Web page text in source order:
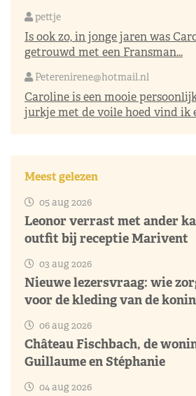
pettje
Is ook zo, in jonge jaren was
getrouwd met een Fransman...
Peterenirene@hotmail.nl
Caroline is een mooie
jurkje met de voile hoed vind ik
Meest gelezen
05 aug 2026
Leonor verrast met ander
outfit bij receptie Marivent
03 aug 2026
Nieuwe lezersvraag: wie
voor de kleding van de
06 aug 2026
Château Fischbach, de
Guillaume en Stéphanie
04 aug 2026